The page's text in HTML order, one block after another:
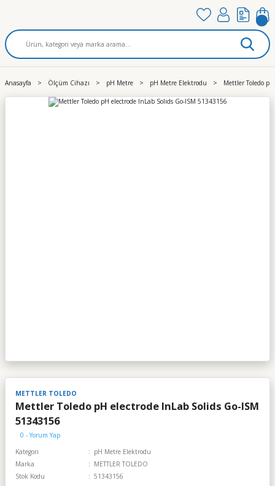
Anasayfa Ölçüm Cihazı pH Metre pH Metre Elektrodu Mettler Toledo
METTLER TOLEDO
Mettler Toledo pH electrode InLab Solids Go-ISM
51343156
0 - Yorum Yap
Kategori
pH Metre Elektrodu
Marka
METTLER TOLEDO
Stok Kodu
51343156